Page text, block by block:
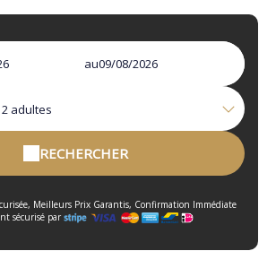
au
2 adultes
RECHERCHER
Meilleurs Prix Garantis, Confirmation Immédiate
sécurisé par